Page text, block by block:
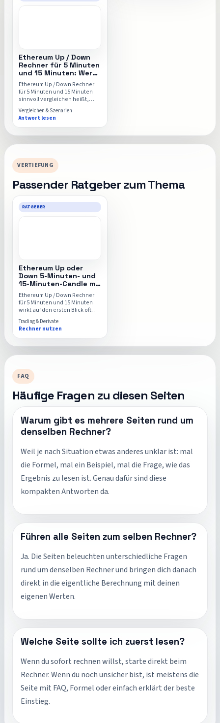
Ethereum Up / Down Rechner.
Ethereum Up / Down
Rechner für 5 Minuten
und 15 Minuten: Werte
vergleichen, Szenarien
rechnen und
Ergebnisse einordnen
Ethereum Up / Down Rechner
für 5 Minuten und 15 Minuten
sinnvoll vergleichen heißt,
nicht alle Werte gleichzeitig zu
ändern. Diese Seite zeigt,
welche Szenarien wirklich
aussagekräftig sind und wie
der Ethereum Up / Down
Rechner für echte
Vergleichen & Szenarien
Antwort lesen
VERTIEFUNG
Passender Ratgeber zum Thema
RATGEBER
Ethereum Up oder
Down 5-Minuten- und
15-Minuten-Candle mit
Live-
Wahrscheinlichkeit
Ethereum Up / Down Rechner
für 5 Minuten und 15 Minuten
wirkt auf den ersten Blick oft
einfach, hängt in der Praxis
aber an Hebel, Risiko und
Produktlogik. Dieser Ratgeber
erklärt die wichtigsten Punkte,
bevor du mit dem Ethereum Up /
Down Rechner rechnest.
Trading & Derivate
Rechner nutzen
FAQ
Häufige Fragen zu diesen Seiten
Warum gibt es mehrere Seiten rund um
denselben Rechner?
Weil je nach Situation etwas anderes unklar ist: mal
die Formel, mal ein Beispiel, mal die Frage, wie das
Ergebnis zu lesen ist. Genau dafür sind diese
kompakten Antworten da.
Führen alle Seiten zum selben Rechner?
Ja. Die Seiten beleuchten unterschiedliche Fragen
rund um denselben Rechner und bringen dich danach
direkt in die eigentliche Berechnung mit deinen
eigenen Werten.
Welche Seite sollte ich zuerst lesen?
Wenn du sofort rechnen willst, starte direkt beim
Rechner. Wenn du noch unsicher bist, ist meistens die
Seite mit FAQ, Formel oder einfach erklärt der beste
Einstieg.